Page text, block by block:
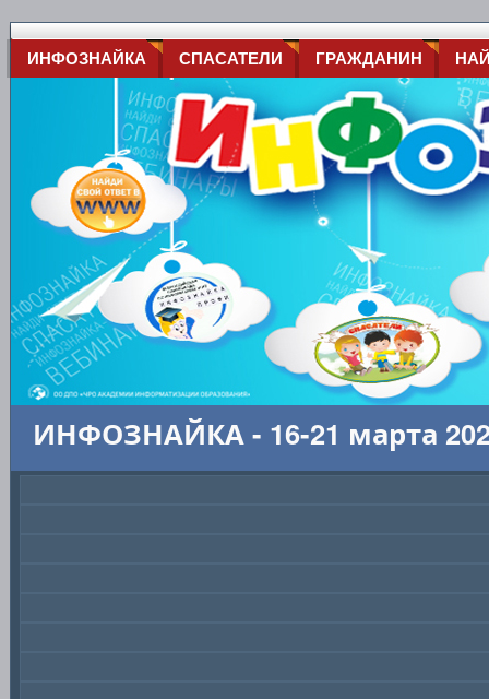
ИНФОЗНАЙКА СПАСАТЕЛИ ГРАЖДАНИН
ИНФОЗНАЙКА - 16-21 марта